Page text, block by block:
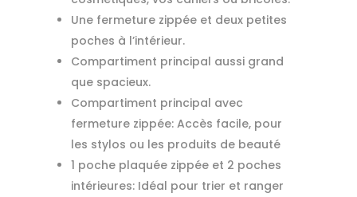
Une fermeture zippée et deux petites
poches à l’intérieur.
Compartiment principal aussi grand
que spacieux.
Compartiment principal avec
fermeture zippée: Accès facile, pour
les stylos ou les produits de beauté
1 poche plaquée zippée et 2 poches
intérieures: Idéal pour trier et ranger